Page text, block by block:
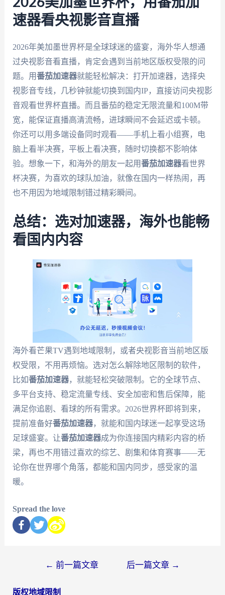
速器看央视影音直播
2026年美加墨世界杯是全球球迷的盛宴，海外华人想通
过央视影音看直播，肯定会遇到当前地区版权受限的问
题。用番茄加速器就能轻松解决：打开加速器，选择央
视影音专线，几秒钟就能切换到国内IP，直接访问央视影
音观看世界杯直播。而且番茄的稳定无限流量和100M带
宽，能保证直播高清流畅，进球瞬间不会延迟或卡顿。
你还可以用多端设备同时观看——手机上看小组赛，电
脑上看半决赛，平板上看决赛，随时切换都不影响体
验。想象一下，和海外的朋友一起用番茄加速器看世界
杯决赛，为喜欢的球队加油，就像在国内一样热闹，再
也不用因为地域限制错过精彩瞬间。
总结：选对加速器，海外也能畅
看国内内容
海外看芒果TV遇到地域限制，或者央视影音当前地区版
权受限，不用再烦恼。选对怎么解除地区限制的软件，
比如番茄加速器，就能轻松突破限制。它的全球节点、
多平台支持、稳定流量专线、安全加密和售后保障，能
满足你追剧、看球的所有需求。2026世界杯即将到来，
提前准备好番茄加速器，就能和国内球迷一起享受这场
足球盛宴。让番茄加速器成为你连接国内精彩内容的桥
梁，再也不用错过喜欢的综艺、剧集和体育赛事——无
论你在世界哪个角落，都能和国内同步，感受家的温
暖。
Spread the love
← 前一篇文章 后一篇文章 →
版权地域限制